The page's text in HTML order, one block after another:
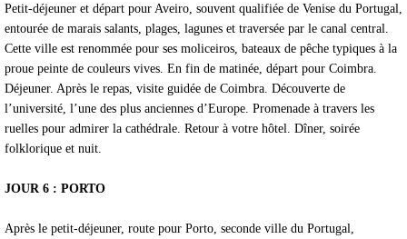
Petit-déjeuner et départ pour Aveiro, souvent qualifiée de Venise du Portugal,
entourée de marais salants, plages, lagunes et traversée par le canal central.
Cette ville est renommée pour ses moliceiros, bateaux de pêche typiques à la
proue peinte de couleurs vives. En fin de matinée, départ pour Coimbra.
Déjeuner. Après le repas, visite guidée de Coimbra. Découverte de
l’université, l’une des plus anciennes d’Europe. Promenade à travers les
ruelles pour admirer la cathédrale. Retour à votre hôtel. Dîner, soirée
folklorique et nuit.
JOUR 6 : PORTO
Après le petit-déjeuner, route pour Porto, seconde ville du Portugal,